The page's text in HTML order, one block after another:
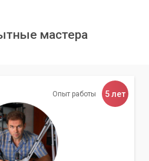
мастера
Опыт работы 5 лет